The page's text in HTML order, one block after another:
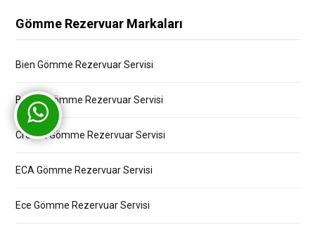
Gömme Rezervuar Markaları
Bien Gömme Rezervuar Servisi
Bocchi Gömme Rezervuar Servisi
Creavit Gömme Rezervuar Servisi
ECA Gömme Rezervuar Servisi
Ece Gömme Rezervuar Servisi